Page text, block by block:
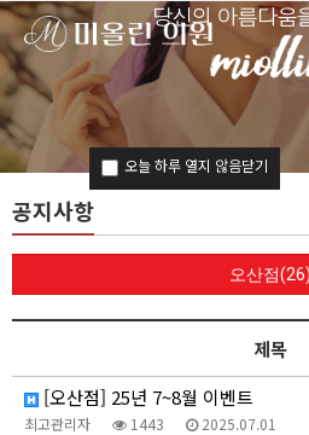
왜, 미올린인가?
프리미엄 레이저
미올린 시그니처
당신의 아름다움
공지사항
오산점(26)
제목
[오산점] 25년 7~8월 이벤트
최고관리자 1443 2025.07.01
오늘 하루 열지 않음닫기